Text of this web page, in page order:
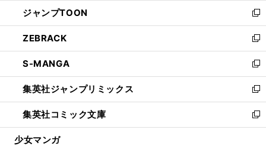
く
で
開
く
ド
ウ
で
開
く
ィ
ン
ド
ウ
で
開
く
し
い
ウ
ィ
ン
ド
ウ
で
開
く
ジャンプTOON
新
し
い
ウ
ィ
ン
ド
ウ
で
開
ZEBRACK
新
し
い
ウ
ィ
ン
ド
ウ
S-MANGA
新
し
い
ウ
ィ
ン
集英社ジャンプリミックス
新
し
い
ウ
集英社コミック文庫
新
し
少女マンガ